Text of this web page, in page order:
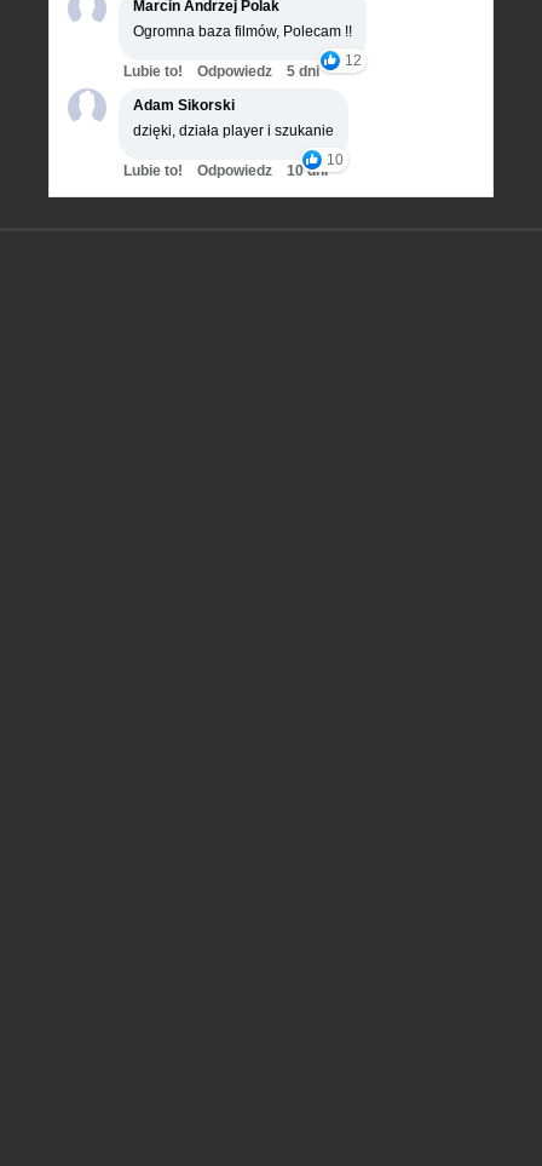
Marcin Andrzej Polak
Ogromna baza filmów, Polecam !!
12
Lubie to! Odpowiedz
5 dni
Adam Sikorski
dzięki, działa player i szukanie
10
Lubie to! Odpowiedz 10 dni